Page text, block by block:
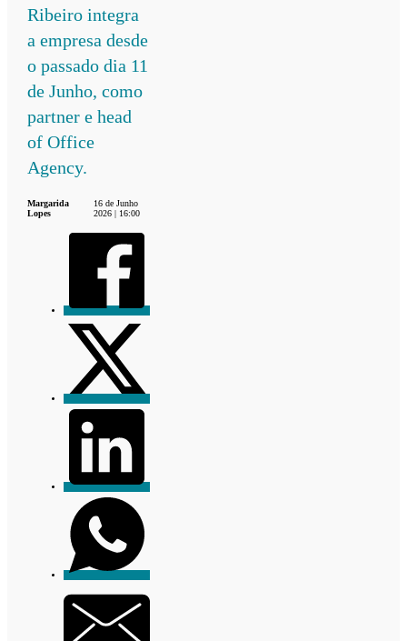
Ribeiro integra
a empresa desde
o passado dia 11
de Junho, como
partner e head
of Office
Agency.
Margarida
Lopes
16 de Junho
2026 | 16:00